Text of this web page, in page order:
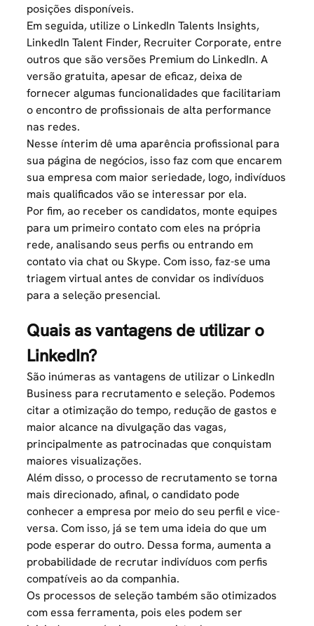
posições disponíveis.
Em seguida, utilize o LinkedIn Talents Insights,
LinkedIn Talent Finder, Recruiter Corporate, entre
outros que são versões Premium do LinkedIn. A
versão gratuita, apesar de eficaz, deixa de
fornecer algumas funcionalidades que facilitariam
o encontro de profissionais de alta performance
nas redes.
Nesse ínterim dê uma aparência profissional para
sua página de negócios, isso faz com que encarem
sua empresa com maior seriedade, logo, indivíduos
mais qualificados vão se interessar por ela.
Por fim, ao receber os candidatos, monte equipes
para um primeiro contato com eles na própria
rede, analisando seus perfis ou entrando em
contato via chat ou Skype. Com isso, faz-se uma
triagem virtual antes de convidar os indivíduos
para a seleção presencial.
Quais as vantagens de utilizar o
LinkedIn?
São inúmeras as vantagens de utilizar o LinkedIn
Business para recrutamento e seleção. Podemos
citar a otimização do tempo, redução de gastos e
maior alcance na divulgação das vagas,
principalmente as patrocinadas que conquistam
maiores visualizações.
Além disso, o processo de recrutamento se torna
mais direcionado, afinal, o candidato pode
conhecer a empresa por meio do seu perfil e vice-
versa. Com isso, já se tem uma ideia do que um
pode esperar do outro. Dessa forma, aumenta a
probabilidade de recrutar indivíduos com perfis
compatíveis ao da companhia.
Os processos de seleção também são otimizados
com essa ferramenta, pois eles podem ser